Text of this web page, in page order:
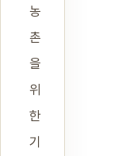
농
촌
을
위
한
기